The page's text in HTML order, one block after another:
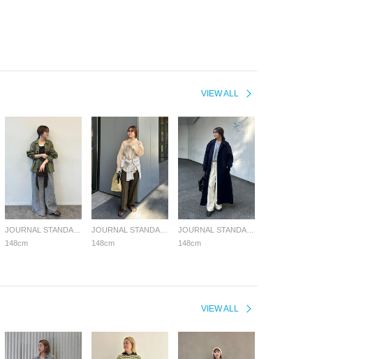
VIEW ALL
148cm
148cm
148cm
VIEW ALL